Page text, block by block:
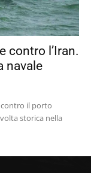
contro l’Iran.
navale
il porto
storica nella